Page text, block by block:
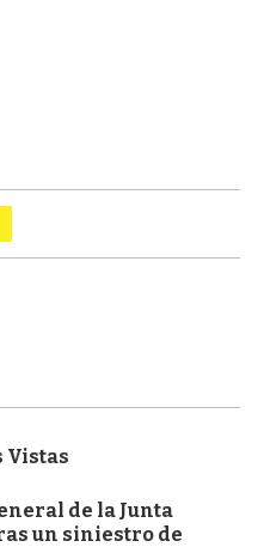
Vistas
de la Junta
un siniestro de